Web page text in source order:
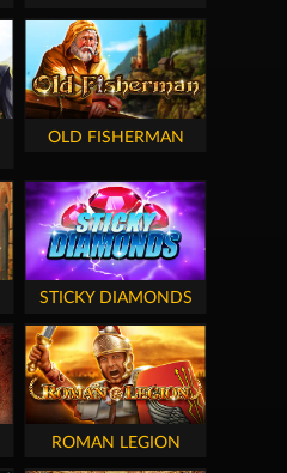
OLD FISHERMAN
STICKY DIAMONDS
ROMAN LEGION